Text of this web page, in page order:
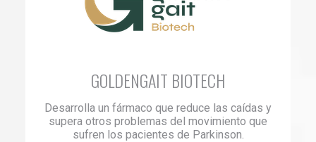
GOLDENGAIT BIOTECH
Desarrolla un fármaco que reduce las caídas y
supera otros problemas del movimiento que
sufren los pacientes de Parkinson.